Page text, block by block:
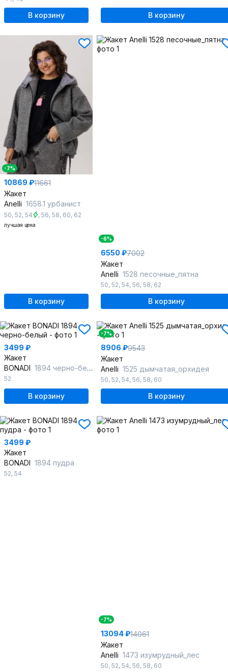
В корзину В корзину
-7%
10869 ₽11661
Жакет
Anelli 1658.1 урбанист
50, 52, 54 , 56, 58, 60, 62
лучшая цена
В корзину
-6%
6550 ₽7002
Жакет
Anelli 1528 песочные_пятна
50, 52, 54, 56, 58, 62
В корзину
3499 ₽
Жакет
BONADI 1894 черно-белый
52
В корзину
-7%
8906 ₽9543
Жакет
Anelli 1525 дымчатая_орхидея
50, 52, 54, 56, 58, 60
В корзину
3499 ₽
Жакет
BONADI 1894 пудра
52, 54
-7%
13094 ₽14061
Жакет
Anelli 1473 изумрудный_лес
50, 52, 54, 56, 58, 60